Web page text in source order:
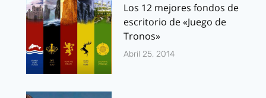
Los 12 mejores fondos de
escritorio de «Juego de
Tronos»
Abril 25, 2014